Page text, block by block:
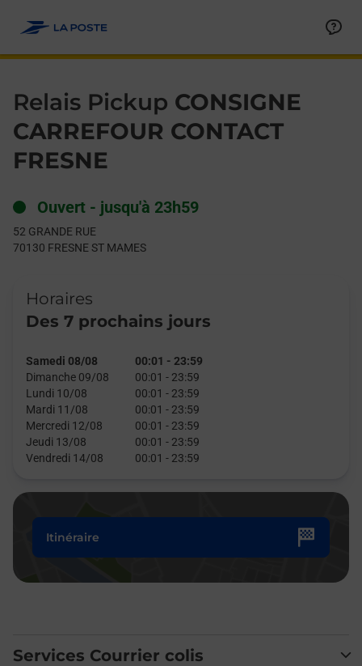
Relais Pickup CONSIGNE
CARREFOUR CONTACT
FRESNE
Ouvert - jusqu'à 23h59
52 GRANDE RUE
70130 FRESNE ST MAMES
Horaires
Des 7 prochains jours
Samedi 08/08 00:01 - 23:59
Dimanche 09/08
00:01 - 23:59
Lundi 10/08
00:01 - 23:59
Mardi 11/08
00:01 - 23:59
Mercredi 12/08
00:01 - 23:59
Jeudi 13/08
00:01 - 23:59
Vendredi 14/08
00:01 - 23:59
Itinéraire
Services Courrier colis